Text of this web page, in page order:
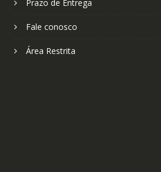
Prazo de Entrega
Fale conosco
Área Restrita